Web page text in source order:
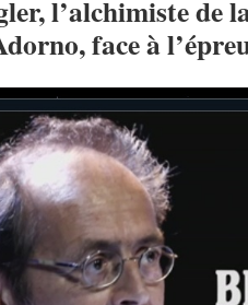
l’alchimiste de
face à